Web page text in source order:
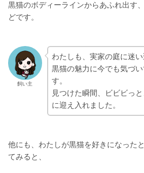
黒猫のボディーラインからあふれ出す
どです。
飼い主
わたしも、実家の庭に迷い
黒猫の魅力に今でも気づ
す。
見つけた瞬間、ビビビっ
に迎え入れました。
他にも、わたしが黒猫を好きになった
てみると、